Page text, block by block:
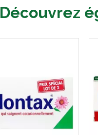
Découvrez